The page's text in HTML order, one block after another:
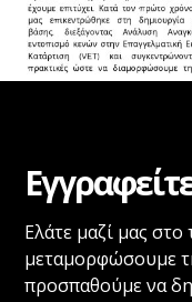
Ελάτε μαζί μας στο
μεταμορφώσουμε
προσπαθούμε να